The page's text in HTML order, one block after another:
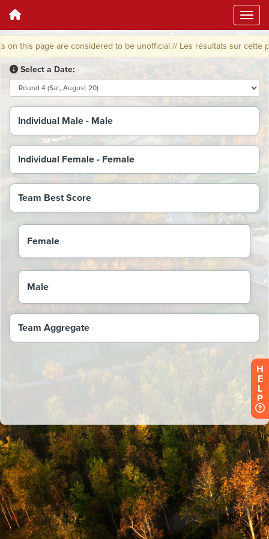
this page are considered to be unofficial // Les résultats sur cette
H
E
L
P